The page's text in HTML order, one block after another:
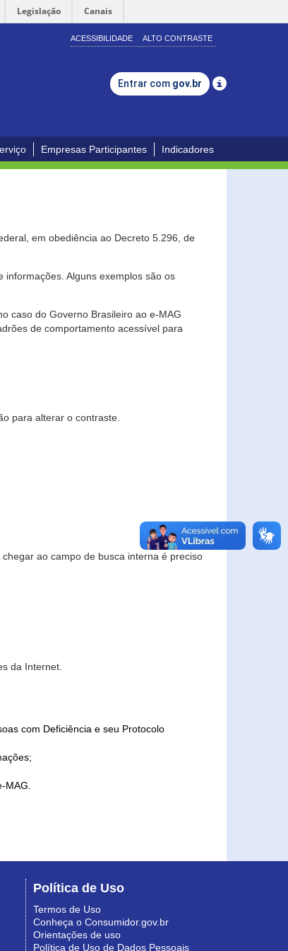
Legislação Canais
ACESSIBILIDADE ALTO CONTRASTE
Entrar com gov.br
Empresas Participantes Indicadores
em obediência ao Decreto 5.296, de
Alguns exemplos são os
caso do Governo Brasileiro ao e-MAG
de comportamento acessível para
para alterar o contraste.
ao campo de busca interna é preciso
da Internet.
com Deficiência e seu Protocolo
MAG.
Política de Uso
Termos de Uso
Conheça o Consumidor.gov.br
Orientações de uso
Política de Uso de Dados Pessoais